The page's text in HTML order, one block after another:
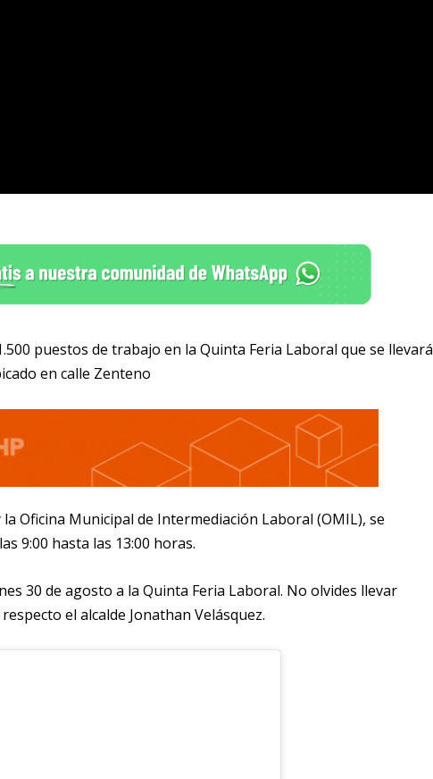
puestos de trabajo en la Quinta Feria Laboral que se llevará
en calle Zenteno
Oficina Municipal de Intermediación Laboral (OMIL), se
9:00 hasta las 13:00 horas.
30 de agosto a la Quinta Feria Laboral. No olvides llevar
el alcalde Jonathan Velásquez.